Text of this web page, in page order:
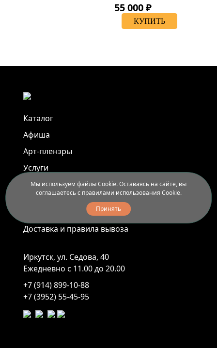
55 000 ₽
КУПИТЬ
Каталог
Афиша
Арт-пленэры
Услуги
Новости
Доставка и правила вывоза
Иркутск, ул. Седова, 40
Ежедневно с 11.00 до 20.00
+7 (914) 899-10-88
+7 (3952) 55-45-95
Мы используем файлы Cookie. Оставаясь на сайте, вы
соглашаетесь с правилами использования Cookie.
Принять